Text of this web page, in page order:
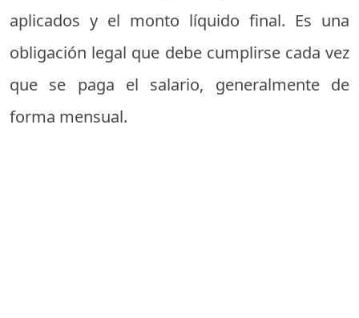
aplicados y el monto líquido final. Es una
obligación legal que debe cumplirse cada vez
que se paga el salario, generalmente de
forma mensual.